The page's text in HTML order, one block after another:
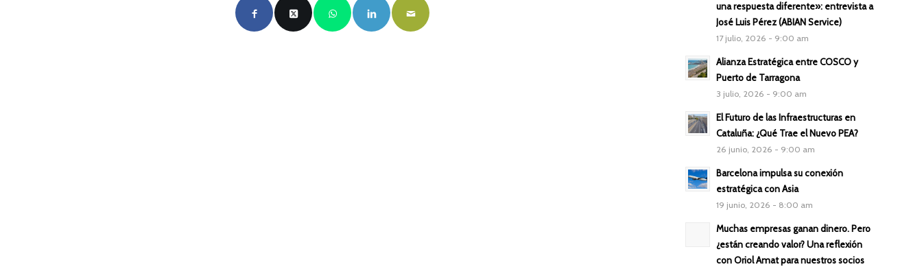
una respuesta diferente»: entrevista a
José Luis Pérez (ABIAN Service)
17 julio, 2026 - 9:00 am
Alianza Estratégica entre COSCO y
Puerto de Tarragona
3 julio, 2026 - 9:00 am
El Futuro de las Infraestructuras en
Cataluña: ¿Qué Trae el Nuevo PEA?
26 junio, 2026 - 9:00 am
Barcelona impulsa su conexión
estratégica con Asia
19 junio, 2026 - 8:00 am
Muchas empresas ganan dinero. Pero
¿están creando valor? Una reflexión
con Oriol Amat para nuestros socios